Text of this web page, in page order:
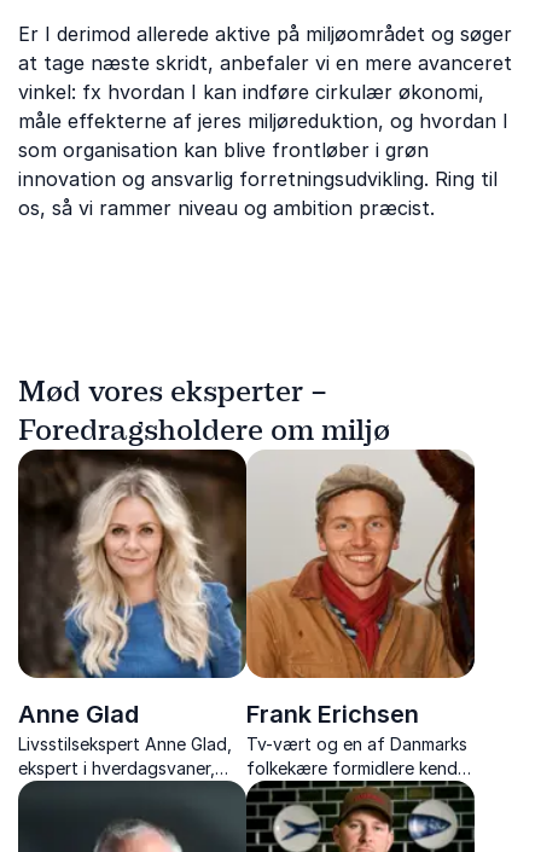
Er I derimod allerede aktive på miljøområdet og søger
at tage næste skridt, anbefaler vi en mere avanceret
vinkel: fx hvordan I kan indføre cirkulær økonomi,
måle effekterne af jeres miljøreduktion, og hvordan I
som organisation kan blive frontløber i grøn
innovation og ansvarlig forretningsudvikling. Ring til
os, så vi rammer niveau og ambition præcist.
Mød vores eksperter –
Foredragsholdere om miljø
Anne Glad
Livsstilsekspert Anne Glad,
ekspert i hverdagsvaner,
trends og tendenser i tiden
Frank Erichsen
Tv-vært og en af Danmarks
folkekære formidlere kendt
for sin jordnærhed og
kærlighed til naturen -
Inspirerer til at tænke